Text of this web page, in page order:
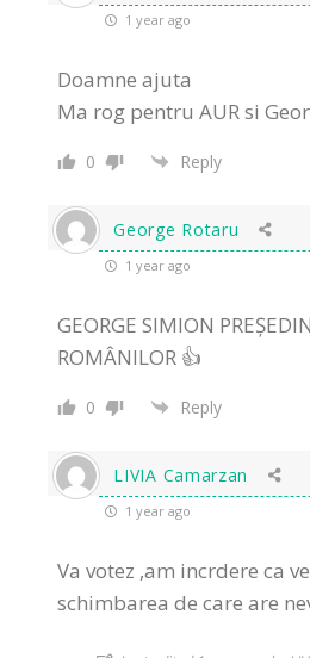
1 year ago
Doamne ajuta
Ma rog pentru AUR si
0 Reply
George Rotaru
1 year ago
GEORGE SIMION
ROMÂNILOR 👍
0 Reply
LIVIA Camarzan
1 year ago
Va votez ,am incrdere ca
schimbarea de care are